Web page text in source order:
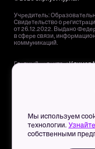
Учредитель:
Свидетельство о
от 26.12.2022. Выдано
в сфере связи,
коммуникаций.
Главный редактор:Климов
Адрес электронной почты
+7 (800)
Для детей старше 12 лет.
опубликованные на сайте,
с российским и
Мы используем
технологии.
собственными